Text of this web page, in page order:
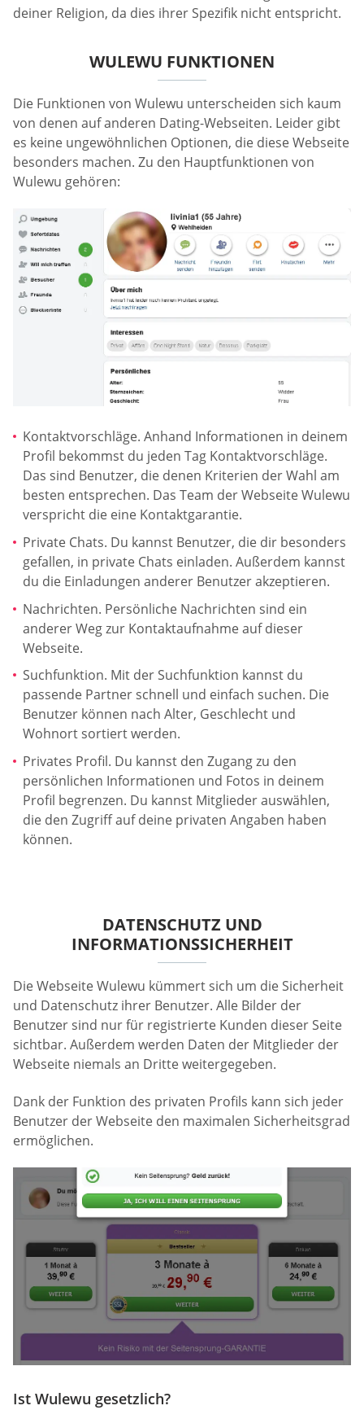
deiner Religion, da dies ihrer Spezifik nicht entspricht.
WULEWU FUNKTIONEN
Die Funktionen von Wulewu unterscheiden sich kaum
von denen auf anderen Dating-Webseiten. Leider gibt
es keine ungewöhnlichen Optionen, die diese Webseite
besonders machen. Zu den Hauptfunktionen von
Wulewu gehören:
Kontaktvorschläge. Anhand Informationen in deinem
Profil bekommst du jeden Tag Kontaktvorschläge.
Das sind Benutzer, die denen Kriterien der Wahl am
besten entsprechen. Das Team der Webseite Wulewu
verspricht die eine Kontaktgarantie.
Private Chats. Du kannst Benutzer, die dir besonders
gefallen, in private Chats einladen. Außerdem kannst
du die Einladungen anderer Benutzer akzeptieren.
Nachrichten. Persönliche Nachrichten sind ein
anderer Weg zur Kontaktaufnahme auf dieser
Webseite.
Suchfunktion. Mit der Suchfunktion kannst du
passende Partner schnell und einfach suchen. Die
Benutzer können nach Alter, Geschlecht und
Wohnort sortiert werden.
Privates Profil. Du kannst den Zugang zu den
persönlichen Informationen und Fotos in deinem
Profil begrenzen. Du kannst Mitglieder auswählen,
die den Zugriff auf deine privaten Angaben haben
können.
DATENSCHUTZ UND
INFORMATIONSSICHERHEIT
Die Webseite Wulewu kümmert sich um die Sicherheit
und Datenschutz ihrer Benutzer. Alle Bilder der
Benutzer sind nur für registrierte Kunden dieser Seite
sichtbar. Außerdem werden Daten der Mitglieder der
Webseite niemals an Dritte weitergegeben.
Dank der Funktion des privaten Profils kann sich jeder
Benutzer der Webseite den maximalen Sicherheitsgrad
ermöglichen.
Ist Wulewu gesetzlich?